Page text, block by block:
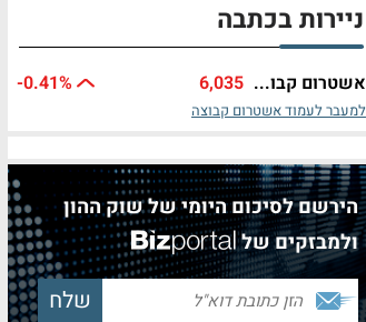
ניירות בכתבה
אשטרום קבו... 6,035
-0.41%
למעבר לעמוד אשטרום קבוצה
הירשם לסיכום היומי של שוק ההון
ולמבזקים של